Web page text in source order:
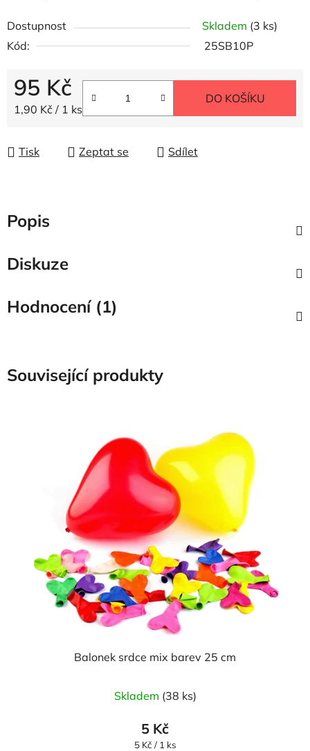
Dostupnost Skladem (3 ks)
Kód:
25SB10P
95 Kč
Měrná cena:
1,90 Kč / 1 ks
DO KOŠÍKU
Tisk Zeptat se Sdílet
Popis
Diskuze
Hodnocení (1)
Související produkty
Balonek srdce mix barev 25 cm
hodnocení
produktu
je
Skladem (38 ks)
5 Kč
Měrná
5 Kč / 1 ks